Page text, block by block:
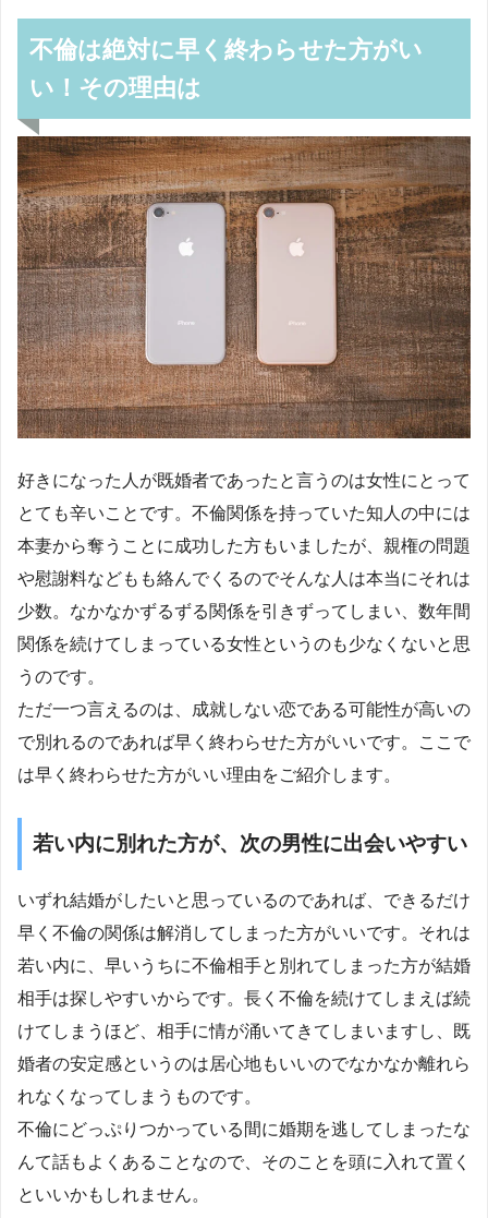
不倫は絶対に早く終わらせた方がい
い！その理由は
好きになった人が既婚者であったと言うのは女性にとって
とても辛いことです。不倫関係を持っていた知人の中には
本妻から奪うことに成功した方もいましたが、親権の問題
や慰謝料などもも絡んでくるのでそんな人は本当にそれは
少数。なかなかずるずる関係を引きずってしまい、数年間
関係を続けてしまっている女性というのも少なくないと思
うのです。
ただ一つ言えるのは、成就しない恋である可能性が高いの
で別れるのであれば早く終わらせた方がいいです。ここで
は早く終わらせた方がいい理由をご紹介します。
若い内に別れた方が、次の男性に出会いやすい
いずれ結婚がしたいと思っているのであれば、できるだけ
早く不倫の関係は解消してしまった方がいいです。それは
若い内に、早いうちに不倫相手と別れてしまった方が結婚
相手は探しやすいからです。長く不倫を続けてしまえば続
けてしまうほど、相手に情が涌いてきてしまいますし、既
婚者の安定感というのは居心地もいいのでなかなか離れら
れなくなってしまうものです。
不倫にどっぷりつかっている間に婚期を逃してしまったな
んて話もよくあることなので、そのことを頭に入れて置く
といいかもしれません。